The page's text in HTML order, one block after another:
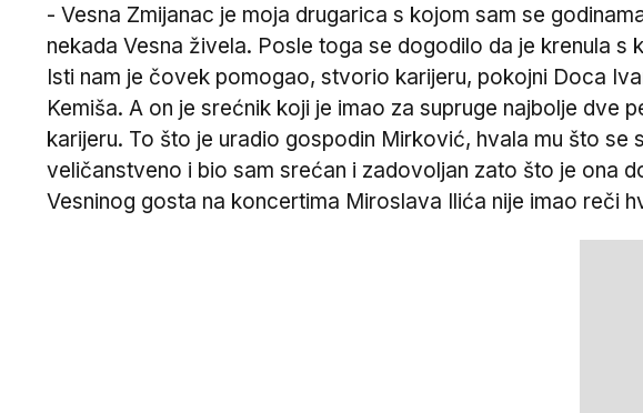
- Vesna Zmijanac je moja drugarica s kojom sam se
nekada Vesna živela. Posle toga se dogodilo da je krenula
Isti nam je čovek pomogao, stvorio karijeru, pokojni Doca
Kemiša. A on je srećnik koji je imao za supruge najbolje dve
karijeru. To što je uradio gospodin Mirković, hvala mu što
veličanstveno i bio sam srećan i zadovoljan zato što je ona
Vesninog gosta na koncertima Miroslava Ilića nije imao reči